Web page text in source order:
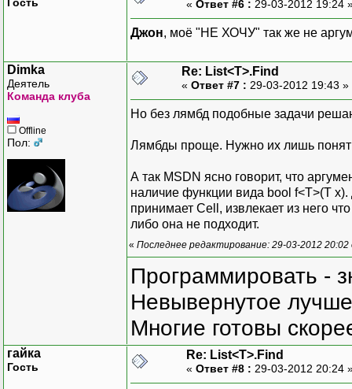
« Ответ #6 : 29-03-2012 19:24
Джон, моё "НЕ ХОЧУ" так же не
Dimka
Деятель
Команда клуба
Offline
Пол:
Re: List<T>.Find
« Ответ #7 : 29-03-2012 19:43 »
Но без лямбд подобные задачи
Лямбды проще. Нужно их лишь
А так MSDN ясно говорит, что
наличие функции вида bool f<T>(T
принимает Cell, извлекает из него
либо она не подходит.
« Последнее редактирование: 29-03-2012
Программировать -
Невывернутое
Многие готовы
гайка
Гость
Re: List<T>.Find
« Ответ #8 : 29-03-2012 20:24